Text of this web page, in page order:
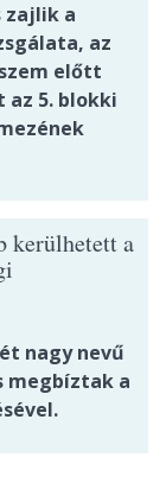
zajlik a
az
előtt
5. blokki
kerülhetett a
nagy nevű
megbíztak a